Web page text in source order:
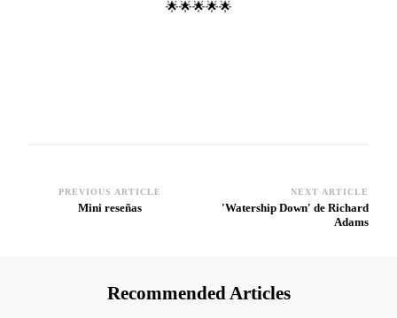
🌟🌟🌟🌟🌟
PostPREVIOUS ARTICLE
Mini reseñas
NEXT ARTICLE
'Watership Down' de Richard
Adams
Recommended Articles